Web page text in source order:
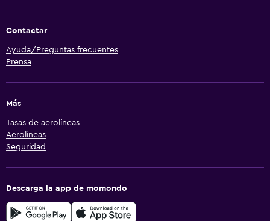
Contactar
Ayuda/Preguntas frecuentes
Prensa
Más
Tasas de aerolíneas
Aerolíneas
Seguridad
Descarga la app de momondo